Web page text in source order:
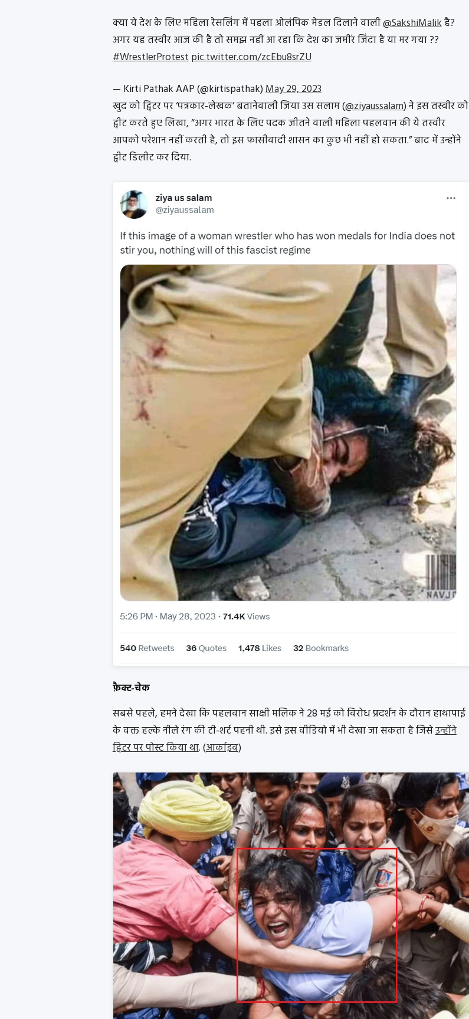
क्या ये देश के लिए महिला रेसलिंग में पहला ओलंपिक मेडल दिलाने वाली@SakshiMalikहै?
अगर यह तस्वीर आज की है तो समझ नहीं आ रहा कि देश का जमींर जिंदा है या मर गया ??
#WrestlerProtestpic.twitter.com/zcEbu8srZU
— Kirti Pathak AAP (@kirtispathak)May 29, 2023
खुद को ट्विटर पर ‘पत्रकार-लेखक’ बतानेवाली जिया उस सलाम (@ziyaussalam) ने इस तस्वीर को
ट्वीट करते हुए लिखा, “अगर भारत के लिए पदक जीतने वाली महिला पहलवान की ये तस्वीर
आपको परेशान नहीं करती है, तो इस फासीवादी शासन का कुछ भी नहीं हो सकता.” बाद में उन्होंने
ट्वीट डिलीट कर दिया.
फ़ैक्ट-चेक
सबसे पहले, हमने देखा कि पहलवान साक्षी मलिक ने 28 मई को विरोध प्रदर्शन के दौरान हाथापाई
के वक्त हल्के नीले रंग की टी-शर्ट पहनी थी. इसे इस वीडियो में भी देखा जा सकता है जिसेउन्होंने
ट्विटर पर पोस्ट किया था. (आर्काइव)